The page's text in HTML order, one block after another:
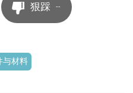
狠踩 --
与材料